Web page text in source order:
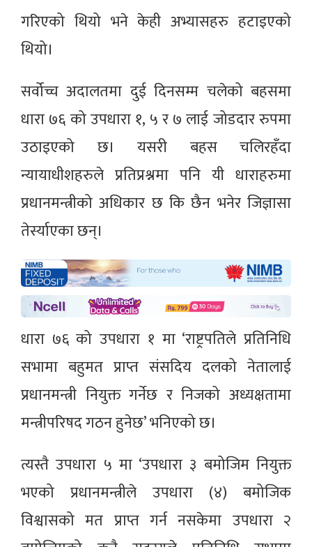
गरिएको थियो भने केही अभ्यासहरु हटाइएको
थियो।
सर्वोच्च अदालतमा दुई दिनसम्म चलेको बहसमा
धारा ७६ को उपधारा १, ५ र ७ लाई जोडदार रुपमा
उठाइएको छ। यसरी बहस चलिरहँदा
न्यायाधीशहरुले प्रतिप्रश्नमा पनि यी धाराहरुमा
प्रधानमन्त्रीको अधिकार छ कि छैन भनेर जिज्ञासा
तेर्स्याएका छन्।
धारा ७६ को उपधारा १ मा ‘राष्ट्रपतिले प्रतिनिधि
सभामा बहुमत प्राप्त संसदिय दलको नेतालाई
प्रधानमन्त्री नियुक्त गर्नेछ र निजको अध्यक्षतामा
मन्त्रीपरिषद गठन हुनेछ’ भनिएको छ।
त्यस्तै उपधारा ५ मा ‘उपधारा ३ बमोजिम नियुक्त
भएको प्रधानमन्त्रीले उपधारा (४) बमोजिक
विश्वासको मत प्राप्त गर्न नसकेमा उपधारा २